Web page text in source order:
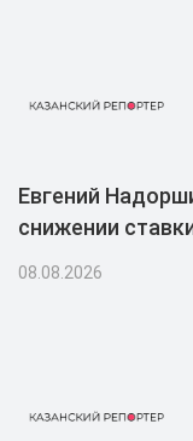
Евгений
снижении
08.08.2026